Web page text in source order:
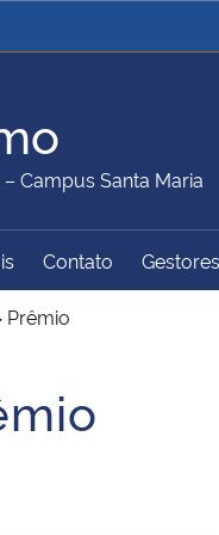
Justiça e
Educação
Turismo
Segurança
Campus Santa Maria
Contato
Prêmio